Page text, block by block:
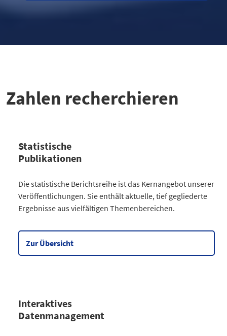
Zahlen recherchieren
Statistische
Publikationen
Datentabelle zum Diagramm
Kategorie
Anzahl Publikationen
Bevölkerung 30
Gesellschaft 64
Die statistische Berichtsreihe ist das Kernangebot unserer
Veröffentlichungen. Sie enthält aktuelle, tief gegliederte
Ergebnisse aus vielfältigen Themenbereichen.
Zur Übersicht
Interaktives
Datenmanagement